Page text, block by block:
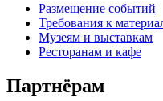
Размещение событий
Требования к
Музеям и выставкам
Ресторанам и кафе
Партнёрам